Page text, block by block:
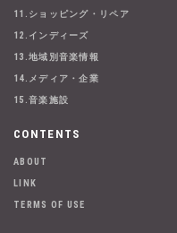
11.ショッピング・リペア
12.インディーズ
13.地域別音楽情報
14.メディア・企業
15.音楽施設
CONTENTS
ABOUT
LINK
TERMS OF USE